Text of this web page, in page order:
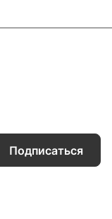
Подписаться